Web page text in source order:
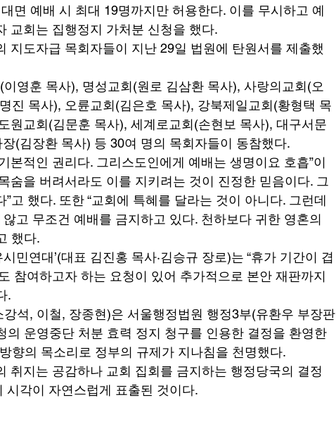
면 예배 시 최대 19명까지만 허용한다. 이를 무시하고 예
교회는 집행정지 가처분 신청을 했다.
지도자급 목회자들이 지난 29일 법원에 탄원서를 제출했
영훈 목사), 명성교회(원로 김삼환 목사), 사랑의교회(오
진 목사), 오륜교회(김은호 목사), 강북제일교회(황형택 목
원교회(김문훈 목사), 세계로교회(손현보 목사), 대구서문
(김장환 목사) 등 30여 명의 목회자들이 동참했다.
본적인 권리다. 그리스도인에게 예배는 생명이요 호흡”이
숨을 버려서라도 이를 지키려는 것이 진정한 믿음이다. 그
고 했다. 또한 “교회에 특혜를 달라는 것이 아니다. 그런데
고 무조건 예배를 금지하고 있다. 천하보다 귀한 영혼의
했다.
민연대’(대표 김진홍 목사·김승규 장로)는 “휴가 기간이 겹
참여하고자 하는 요청이 있어 추가적으로 본안 재판까지
.
석, 이철, 장종현)은 서울행정법원 행정3부(유환우 부장판
의 운영중단 처분 효력 정지 청구를 인용한 결정을 환영한
향의 목소리로 정부의 규제가 지나침을 천명했다.
취지는 공감하나 교회 집회를 금지하는 행정당국의 결정
시각이 자연스럽게 표출된 것이다.